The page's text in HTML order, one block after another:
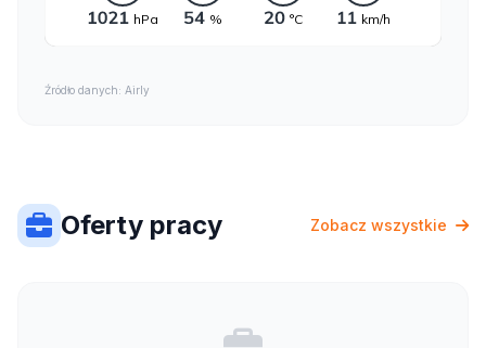
Źródło danych: Airly
Oferty pracy Zobacz wszystkie